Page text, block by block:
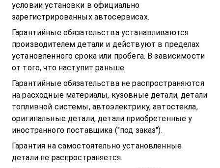
условии установки в официально
зарегистрированных автосервисах.
Гарантийные обязательства устанавливаются
производителем детали и действуют в пределах
установленного срока или пробега. В зависимости
от того, что наступит раньше.
Гарантийные обязательства не распространяются
на расходные материалы, кузовные детали, детали
топливной системы, автоэлектрику, автостекла,
оригинальные детали, детали приобретенные у
иностранного поставщика ("под заказ").
Гарантия на самостоятельно установленные
детали не распространяется.